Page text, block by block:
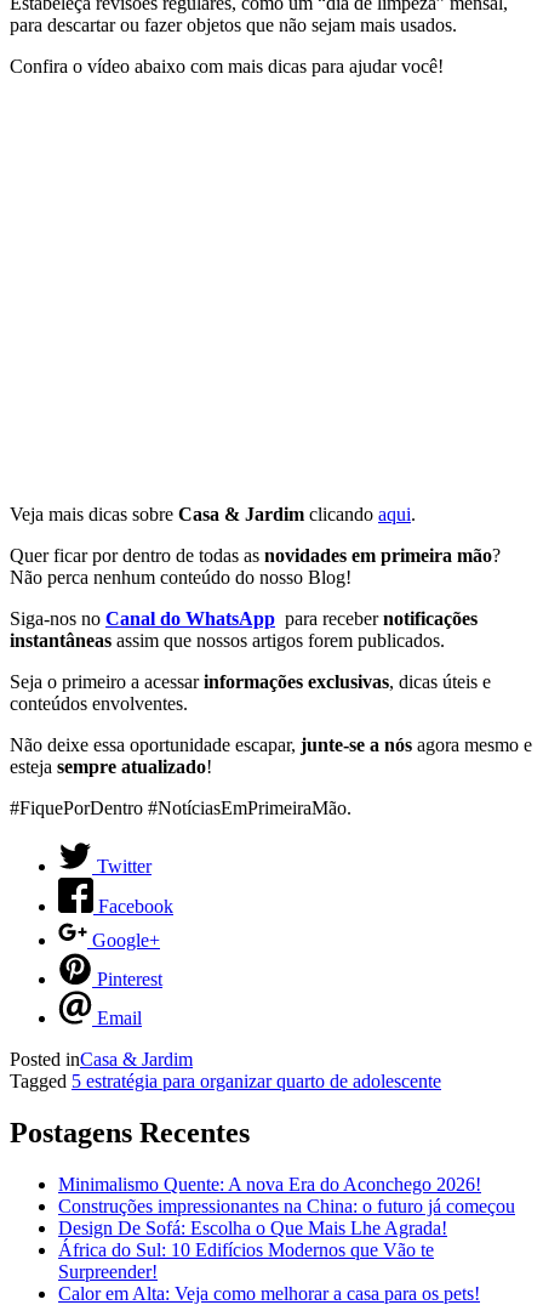
para descartar ou fazer objetos que não sejam mais usados.
Confira o vídeo abaixo com mais dicas para ajudar você!
Veja mais dicas sobre Casa & Jardim clicando aqui.
Quer ficar por dentro de todas as novidades em primeira mão?
Não perca nenhum conteúdo do nosso Blog!
Siga-nos no Canal do WhatsApp para recebernotificações
instantâneas assim que nossos artigos forem publicados.
Seja o primeiro a acessarinformações exclusivas, dicas úteis e
conteúdos envolventes.
Não deixe essa oportunidade escapar, junte-se a nós agora mesmo e
esteja sempre atualizado!
#FiquePorDentro #NotíciasEmPrimeiraMão.
Twitter
Facebook
Google+
Pinterest
Email
Posted inCasa & Jardim
Tagged 5 estratégia para organizar quarto de adolescente
Postagens Recentes
Minimalismo Quente: A nova Era do Aconchego 2026!
Construções impressionantes na China: o futuro já começou
Design De Sofá: Escolha o Que Mais Lhe Agrada!
África do Sul: 10 Edifícios Modernos que Vão te
Surpreender!
Calor em Alta: Veja como melhorar a casa para os pets!